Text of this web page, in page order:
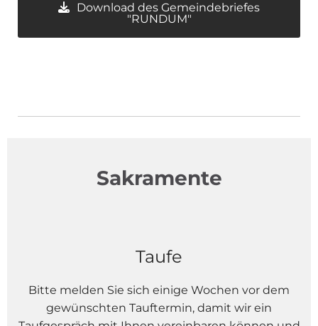
Download des Gemeindebriefes
"RUNDUM"
Sakramente
Taufe
Bitte melden Sie sich einige Wochen vor dem
gewünschten Tauftermin, damit wir ein